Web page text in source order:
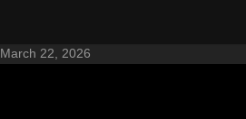
March 22, 2026